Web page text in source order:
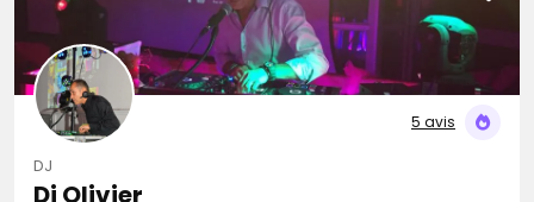
5 avis
DJ
Dj Olivier